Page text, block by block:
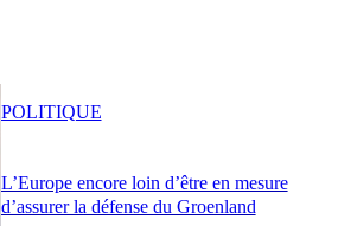
L’Europe encore loin d’être en mesure
d’assurer la défense du Groenland
POLITIQUE